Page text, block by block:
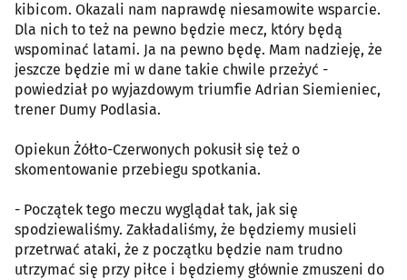
kibicom. Okazali nam naprawdę niesamowite wsparcie.
Dla nich to też na pewno będzie mecz, który będą
wspominać latami. Ja na pewno będę. Mam nadzieję, że
jeszcze będzie mi w dane takie chwile przeżyć -
powiedział po wyjazdowym triumfie Adrian Siemieniec,
trener Dumy Podlasia.
Opiekun Żółto-Czerwonych pokusił się też o
skomentowanie przebiegu spotkania.
- Początek tego meczu wyglądał tak, jak się
spodziewaliśmy. Zakładaliśmy, że będziemy musieli
przetrwać ataki, że z początku będzie nam trudno
utrzymać się przy piłce i będziemy głównie zmuszeni do